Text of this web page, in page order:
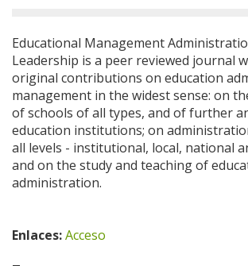
Educational Management
Leadership is a peer reviewed journal
original contributions on education
management in the widest sense: on
of schools of all types, and of further
education institutions; on
all levels - institutional, local, national
and on the study and teaching of
administration.
Enlaces:Acceso